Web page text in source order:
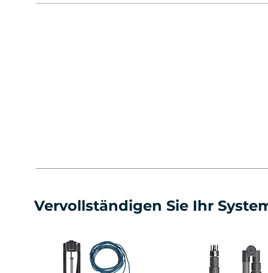
Vervollständigen Sie Ihr